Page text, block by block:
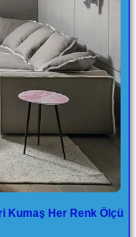
Kumaş Her Renk Ölçü